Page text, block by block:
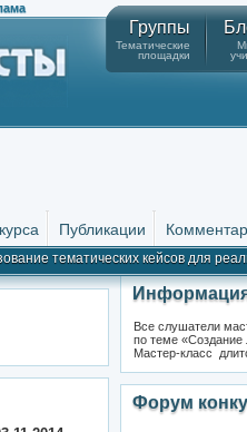
Группы
Тематические
площадки
Публикации
тематических кейсов для
Все слушатели
по теме
Мастер-класс
Форум